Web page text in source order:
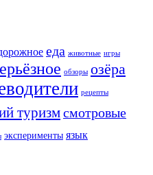
еда животные игры
обзоры озёра
рецепты
туризмсмотровые
эксперименты язык